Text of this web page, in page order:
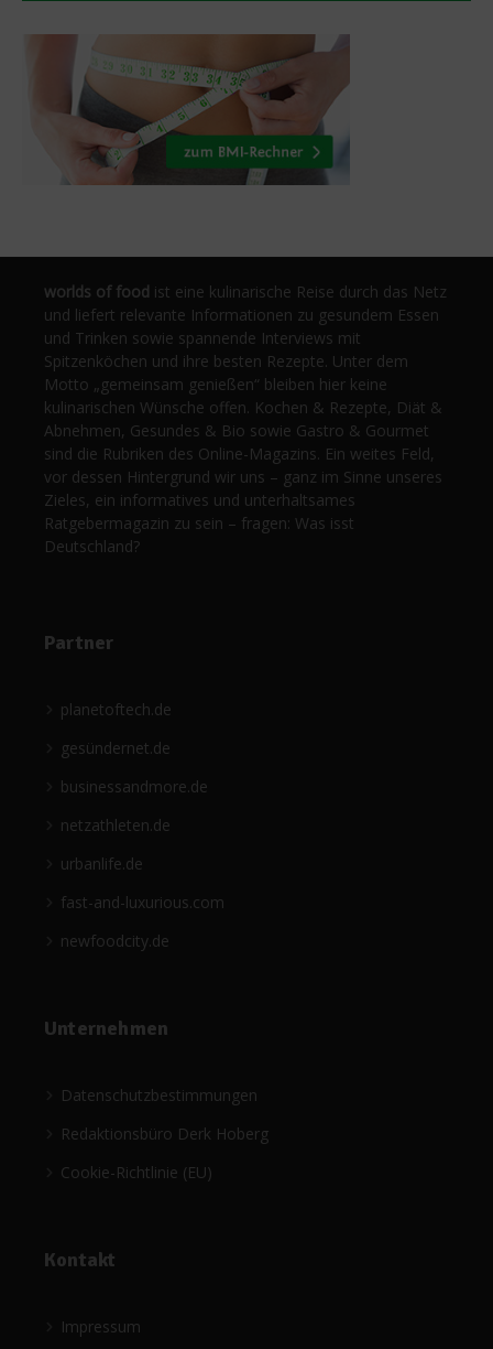
worlds of food ist eine kulinarische Reise durch das Netz
und liefert relevante Informationen zu gesundem Essen
und Trinken sowie spannende Interviews mit
Spitzenköchen und ihre besten Rezepte. Unter dem
Motto „gemeinsam genießen“ bleiben hier keine
kulinarischen Wünsche offen. Kochen & Rezepte, Diät &
Abnehmen, Gesundes & Bio sowie Gastro & Gourmet
sind die Rubriken des Online-Magazins. Ein weites Feld,
vor dessen Hintergrund wir uns – ganz im Sinne unseres
Zieles, ein informatives und unterhaltsames
Ratgebermagazin zu sein – fragen: Was isst
Deutschland?
Partner
planetoftech.de
gesündernet.de
businessandmore.de
netzathleten.de
urbanlife.de
fast-and-luxurious.com
newfoodcity.de
Unternehmen
Datenschutzbestimmungen
Redaktionsbüro Derk Hoberg
Cookie-Richtlinie (EU)
Kontakt
Impressum